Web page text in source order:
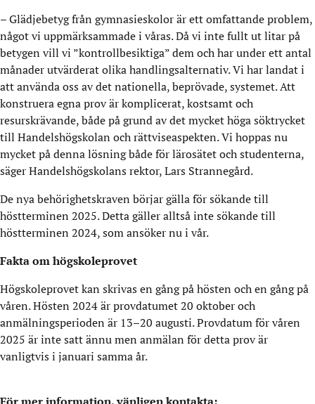
– Glädjebetyg från gymnasieskolor är ett omfattande problem,
något vi uppmärksammade i våras. Då vi inte fullt ut litar på
betygen vill vi ”kontrollbesiktiga” dem och har under ett antal
månader utvärderat olika handlingsalternativ. Vi har landat i
att använda oss av det nationella, beprövade, systemet. Att
konstruera egna prov är komplicerat, kostsamt och
resurskrävande, både på grund av det mycket höga söktrycket
till Handelshögskolan och rättviseaspekten. Vi hoppas nu
mycket på denna lösning både för lärosätet och studenterna,
säger Handelshögskolans rektor, Lars Strannegård.
De nya behörighetskraven börjar gälla för sökande till
höstterminen 2025. Detta gäller alltså inte sökande till
höstterminen 2024, som ansöker nu i vår.
Fakta om högskoleprovet
Högskoleprovet kan skrivas en gång på hösten och en gång på
våren. Hösten 2024 är provdatumet 20 oktober och
anmälningsperioden är 13–20 augusti. Provdatum för våren
2025 är inte satt ännu men anmälan för detta prov är
vanligtvis i januari samma år.